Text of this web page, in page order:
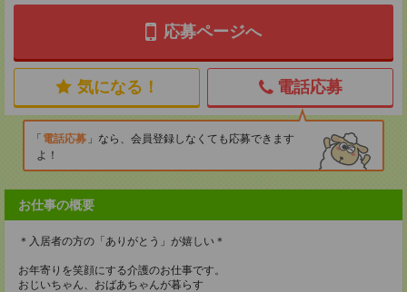
応募ページへ
気になる！ 電話応募
電話応募
なら、会員登録しなくても応募できます
よ！
お仕事の概要
＊入居者の方の「ありがとう」が嬉しい＊
お年寄りを笑顔にする介護のお仕事です。
おじいちゃん、おばあちゃんが暮らす